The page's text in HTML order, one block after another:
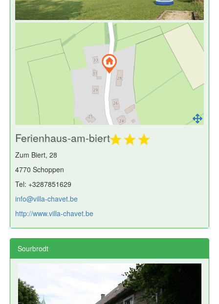
Ferienhaus-am-biert
Zum Biert, 28
4770 Schoppen
Tel: +3287851629
info@villa-chavet.be
http://www.villa-chavet.be
Sourbrodt